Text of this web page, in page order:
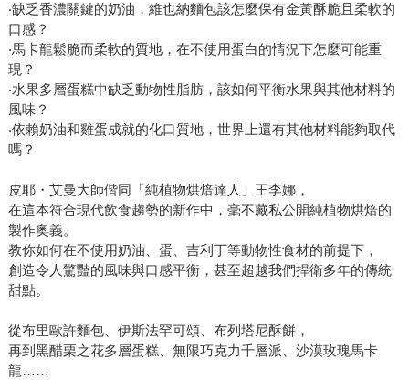
‧缺乏香濃關鍵的奶油，維也納麵包該怎麼保有金黃酥脆且柔軟的
口感？
‧馬卡龍鬆脆而柔軟的質地，在不使用蛋白的情況下怎麼可能重
現？
‧水果多層蛋糕中缺乏動物性脂肪，該如何平衡水果與其他材料的
風味？
‧依賴奶油和雞蛋成就的化口質地，世界上還有其他材料能夠取代
嗎？
皮耶・艾曼大師偕同「純植物烘焙達人」王李娜，
在這本符合現代飲食趨勢的新作中，毫不藏私公開純植物烘焙的
製作奧義。
教你如何在不使用奶油、蛋、吉利丁等動物性食材的前提下，
創造令人驚豔的風味與口感平衡，甚至超越我們捍衛多年的傳統
甜點。
從布里歐許麵包、伊斯法罕可頌、布列塔尼酥餅，
再到黑醋栗之花多層蛋糕、無限巧克力千層派、沙漠玫瑰馬卡
龍……